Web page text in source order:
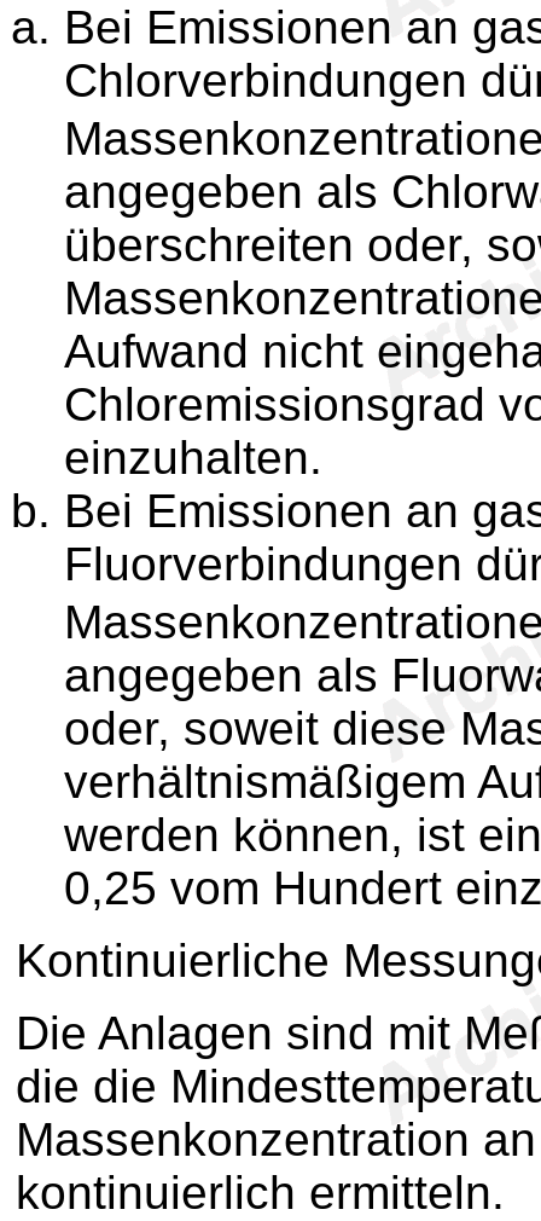
Bei Emissionen an
Chlorverbindungen
angegeben als
überschreiten oder,
Aufwand nicht
Chloremissionsgrad
einzuhalten.
Bei Emissionen an
Fluorverbindungen
angegeben als
oder, soweit diese
verhältnismäßigem
werden können, ist
0,25 vom Hundert
Kontinuierliche
Die Anlagen sind mit
die die
Massenkonzentration
kontinuierlich ermitteln.